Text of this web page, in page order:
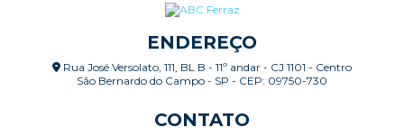
ENDEREÇO
Rua José Versolato, 111, BL B - 11º andar - CJ 1101 - Centro
São Bernardo do Campo - SP - CEP: 09750-730
CONTATO